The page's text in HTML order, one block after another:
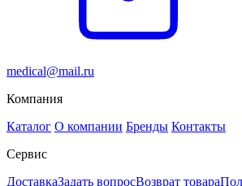
medical@mail.ru
Компания
Каталог О компании Бренды Контакты
Сервис
ДоставкаЗадать вопросВозврат товара